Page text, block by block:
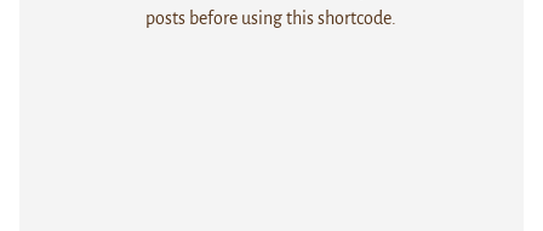
posts before using this shortcode.